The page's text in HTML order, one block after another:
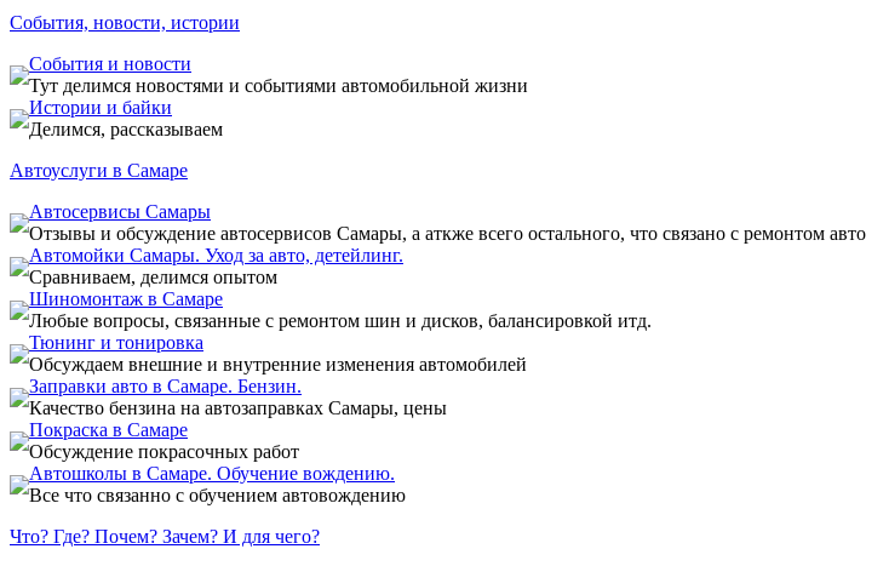
События, новости, истории
События и новости
Тут делимся новостями и событиями автомобильной жизни
Истории и байки
Делимся, рассказываем
Автоуслуги в Самаре
Автосервисы Самары
Отзывы и обсуждение автосервисов Самары, а аткже всего остального, что связано с ремонтом авто
Автомойки Самары. Уход за авто, детейлинг.
Сравниваем, делимся опытом
Шиномонтаж в Самаре
Любые вопросы, связанные с ремонтом шин и дисков, балансировкой итд.
Тюнинг и тонировка
Обсуждаем внешние и внутренние изменения автомобилей
Заправки авто в Самаре. Бензин.
Качество бензина на автозаправках Самары, цены
Покраска в Самаре
Обсуждение покрасочных работ
Автошколы в Самаре. Обучение вождению.
Все что связанно с обучением автовождению
Что? Где? Почем? Зачем? И для чего?